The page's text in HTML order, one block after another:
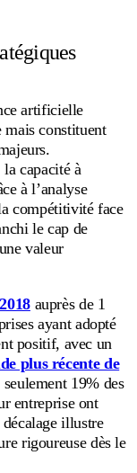
artificielle
mais constituent
capacité à
à l’analyse
compétitivité face
le cap de
valeur
auprès de 1
ayant adopté
positif, avec un
plus récente de
19% des
entreprise ont
illustre
rigoureuse dès le